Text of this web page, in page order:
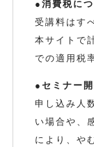
●消費税に
受講料はす
本サイトで
での適用税
●セミナー
申し込み人
い場合や、
により、や